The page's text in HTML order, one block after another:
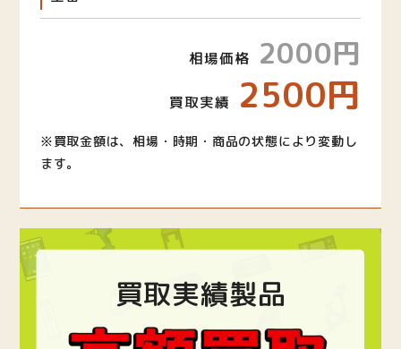
相場価格 2000円
買取実績 2500円
※買取金額は、相場・時期・商品の状態により変動し
ます。
買取実績製品